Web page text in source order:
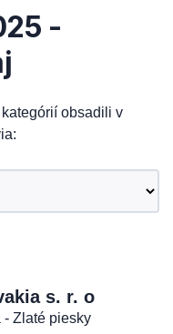
-
obsadili v
s. r. o
- Zlaté piesky